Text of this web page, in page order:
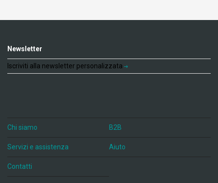
Newsletter
Iscriviti alla newsletter personalizzata
Chi siamo B2B
Servizi e assistenza Aiuto
Contatti